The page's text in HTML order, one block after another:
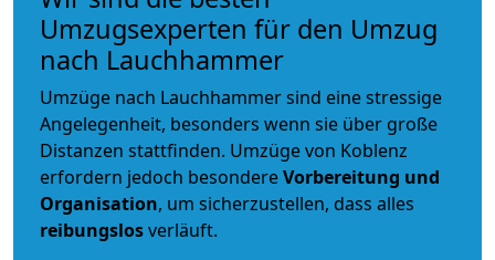
Umzugsexperten für den Umzug
nach Lauchhammer
Umzüge nach Lauchhammer sind eine stressige
Angelegenheit, besonders wenn sie über große
Distanzen stattfinden. Umzüge von Koblenz
erfordern jedoch besondereVorbereitung und
Organisation, um sicherzustellen, dass alles
reibungslosverläuft.